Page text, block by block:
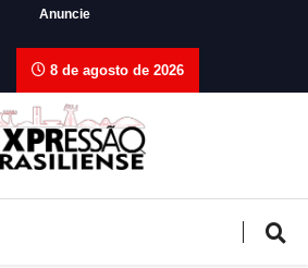
Anuncie
8 de agosto de 2026